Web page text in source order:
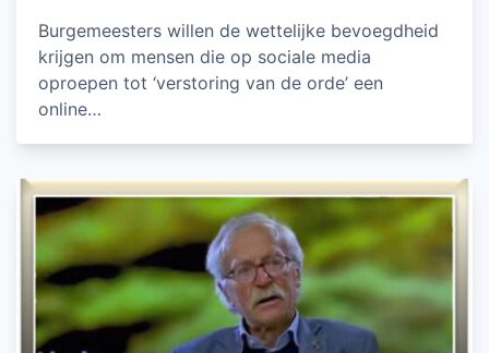
Burgemeesters willen de wettelijke bevoegdheid
krijgen om mensen die op sociale media
oproepen tot ‘verstoring van de orde’ een
online…